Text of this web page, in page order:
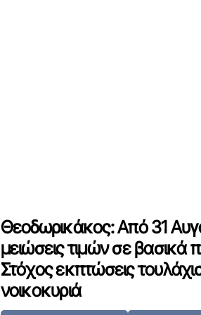
Θεοδωρικάκος: Από 31
μειώσεις τιμών σε βασικά
Στόχος εκπτώσεις
νοικοκυριά